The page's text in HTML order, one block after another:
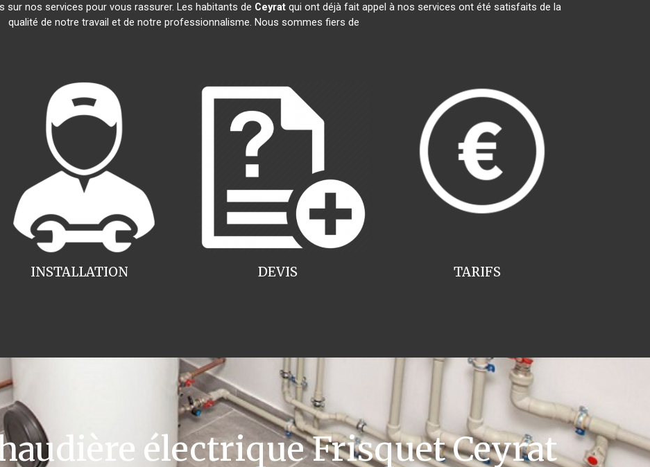
nos services pour vous rassurer. Les habitants de Ceyratqui ont déjà fait appel à nos services ont été satisfaits de la
qualité de notre travail et de notre professionnalisme. Nous sommes fiers de
INSTALLATION TARIFS
DEVIS
électrique Frisquet Ceyrat